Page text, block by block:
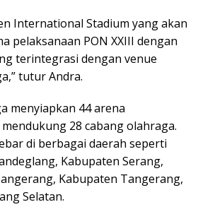
International Stadium yang akan
pelaksanaan PON XXIII dengan
terintegrasi dengan venue
tutur Andra.
menyiapkan 44 arena
28 cabang olahraga.
di berbagai daerah seperti
Kabupaten Serang,
Kabupaten Tangerang,
Selatan.